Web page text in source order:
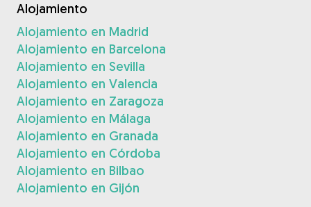
Alojamiento
Alojamiento en Madrid
Alojamiento en Barcelona
Alojamiento en Sevilla
Alojamiento en Valencia
Alojamiento en Zaragoza
Alojamiento en Málaga
Alojamiento en Granada
Alojamiento en Córdoba
Alojamiento en Bilbao
Alojamiento en Gijón